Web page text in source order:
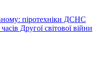
піротехніки ДСНС
Другої світової війни